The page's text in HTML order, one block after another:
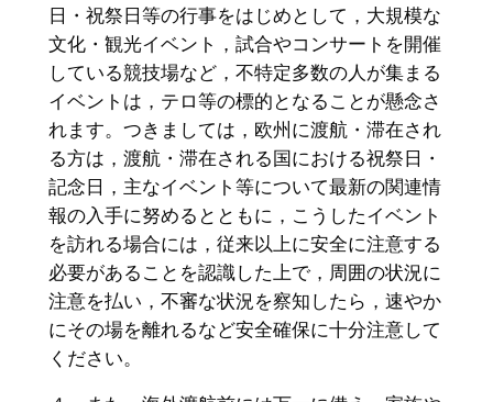
日・ 祝祭日等の行事をはじめとして，大規模な
文化・観光イベント， 試合やコンサートを開催
している競技場など， 不特定多数の人が集まる
イベントは， テロ等の標的となることが懸念さ
れます。つきましては， 欧州に渡航・滞在され
る方は，渡航・ 滞在される国における祝祭日・
記念日， 主なイベント等について最新の関連情
報の入手に努めるとともに， こうしたイベント
を訪れる場合には， 従来以上に安全に注意する
必要があることを認識した上で， 周囲の状況に
注意を払い，不審な状況を察知したら， 速やか
にその場を離れるなど安全確保に十分注意して
ください。